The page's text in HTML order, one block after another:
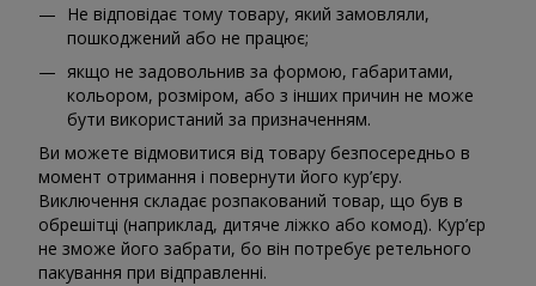
Не відповідає тому товару, який замовляли,
пошкоджений або не працює;
якщо не задовольнив за формою, габаритами,
кольором, розміром, або з інших причин не може
бути використаний за призначенням.
Ви можете відмовитися від товару безпосередньо в
момент отримання і повернути його кур’єру.
Виключення складає розпакований товар, що був в
обрешітці (наприклад, дитяче ліжко або комод). Кур’єр
не зможе його забрати, бо він потребує ретельного
пакування при відправленні.